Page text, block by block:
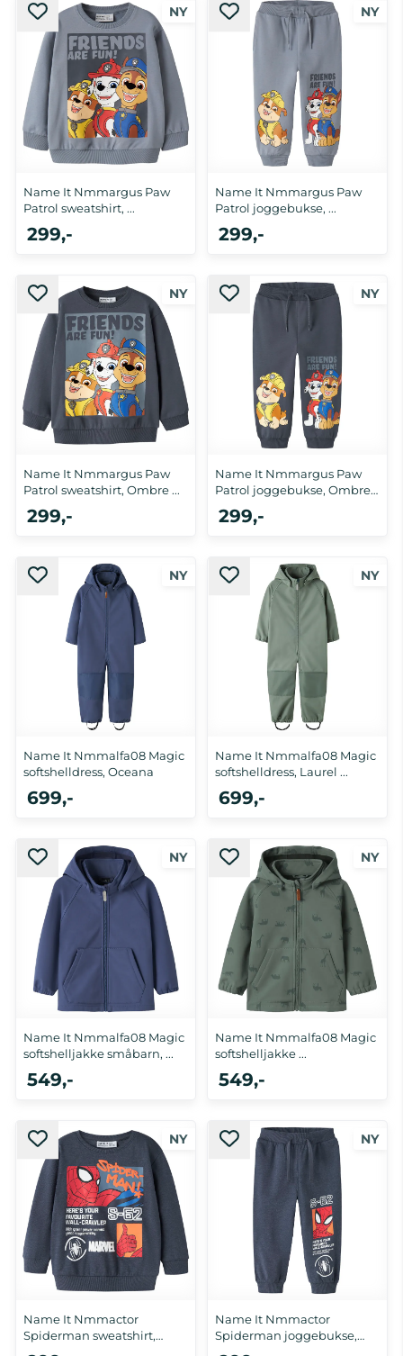
Name It Nmmargus Paw
Patrol sweatshirt, ...
299,-
Name It Nmmargus Paw
Patrol joggebukse, ...
299,-
Name It Nmmargus Paw
Patrol sweatshirt, Ombre ...
299,-
Name It Nmmargus Paw
Patrol joggebukse, Ombre
...
299,-
Name It Nmmalfa08 Magic
softshelldress, Oceana
699,-
Name It Nmmalfa08 Magic
softshelldress, Laurel ...
699,-
Name It Nmmalfa08 Magic
softshelljakke småbarn, ...
549,-
Name It Nmmalfa08 Magic
softshelljakke ...
549,-
Name It Nmmactor
Spiderman sweatshirt,
Ombre Blue
Name It Nmmactor
Spiderman joggebukse,
Ombre Blue